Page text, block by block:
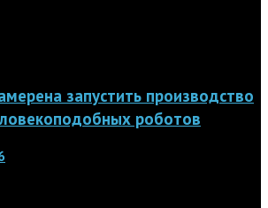
запустить производство
роботов